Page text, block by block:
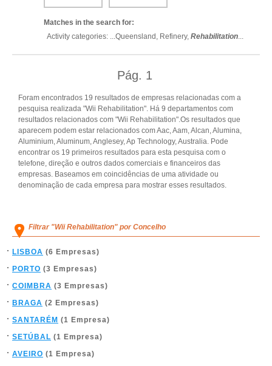
Matches in the search for:
Activity categories: ...Queensland, Refinery, Rehabilitation...
Pág. 1
Foram encontrados 19 resultados de empresas relacionadas com a
pesquisa realizada "Wii Rehabilitation". Há 9 departamentos com
resultados relacionados com "Wii Rehabilitation".Os resultados que
aparecem podem estar relacionados com Aac, Aam, Alcan, Alumina,
Aluminium, Aluminum, Anglesey, Ap Technology, Australia. Pode
encontrar os 19 primeiros resultados para esta pesquisa com o
telefone, direção e outros dados comerciais e financeiros das
empresas. Baseamos em coincidências de uma atividade ou
denominação de cada empresa para mostrar esses resultados.
Filtrar "Wii Rehabilitation" por Concelho
LISBOA (6 Empresas)
PORTO (3 Empresas)
COIMBRA (3 Empresas)
BRAGA (2 Empresas)
SANTARÉM (1 Empresa)
SETÚBAL (1 Empresa)
AVEIRO (1 Empresa)